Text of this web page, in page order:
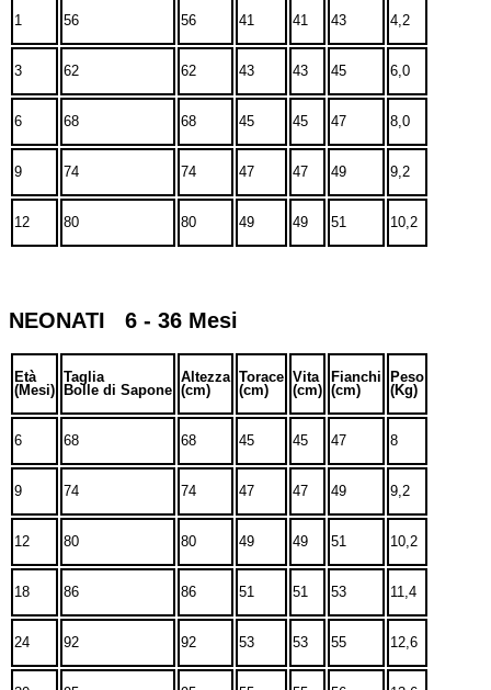
1 56 56 41 41 43 4,2
3 62 62 43 43 45 6,0
6 68 68 45 45 47 8,0
9 74 74 47 47 49 9,2
12 80 80 49 49 51 10,2
NEONATI 6 - 36 Mesi
Età
(Mesi)
Taglia
Bolle di Sapone
Altezza
(cm)
Torace
(cm)
Vita
(cm)
Fianchi
(cm)
Peso
(Kg)
6 68 68 45 45 47 8
9 74 74 47 47 49 9,2
12 80 80 49 49 51 10,2
18 86 86 51 51 53 11,4
24 92 92 53 53 55 12,6